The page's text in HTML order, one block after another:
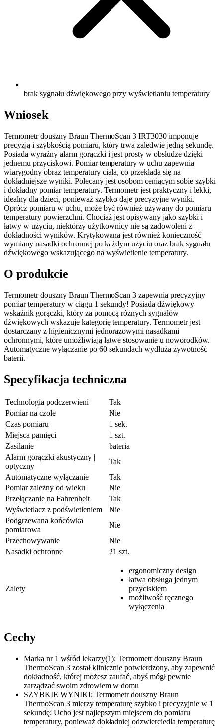
brak sygnału dźwiękowego przy wyświetlaniu temperatury
Wniosek
Termometr douszny Braun ThermoScan 3 IRT3030 imponuje
precyzją i szybkością pomiaru, który trwa zaledwie jedną sekundę.
Posiada wyraźny alarm gorączki i jest prosty w obsłudze dzięki
jednemu przyciskowi. Pomiar temperatury w uchu zapewnia
wiarygodny obraz temperatury ciała, co przekłada się na
dokładniejsze wyniki. Polecany jest osobom ceniącym sobie szybki
i dokładny pomiar temperatury. Termometr jest praktyczny i lekki,
idealny dla dzieci, ponieważ szybko daje precyzyjne wyniki.
Oprócz pomiaru w uchu, może być również używany do pomiaru
temperatury powierzchni. Chociaż jest opisywany jako szybki i
łatwy w użyciu, niektórzy użytkownicy nie są zadowoleni z
dokładności wyników. Krytykowana jest również konieczność
wymiany nasadki ochronnej po każdym użyciu oraz brak sygnału
dźwiękowego wskazującego na wyświetlenie temperatury.
O produkcie
Termometr douszny Braun ThermoScan 3 zapewnia precyzyjny
pomiar temperatury w ciągu 1 sekundy! Posiada dźwiękowy
wskaźnik gorączki, który za pomocą różnych sygnałów
dźwiękowych wskazuje kategorię temperatury. Termometr jest
dostarczany z higienicznymi jednorazowymi nasadkami
ochronnymi, które umożliwiają łatwe stosowanie u noworodków.
Automatyczne wyłączanie po 60 sekundach wydłuża żywotność
baterii.
Specyfikacja techniczna
Technologia podczerwieni
Tak
Pomiar na czole
Nie
Czas pomiaru
1 sek.
Miejsca pamięci
1 szt.
Zasilanie
bateria
Alarm gorączki akustyczny |
optyczny
Tak
Automatyczne wyłączanie
Tak
Pomiar zależny od wieku
Nie
Przełączanie na Fahrenheit
Tak
Wyświetlacz z podświetleniem
Nie
Podgrzewana końcówka
pomiarowa
Nie
Przechowywanie
Nie
Nasadki ochronne
21 szt.
Zalety
ergonomiczny design
łatwa obsługa jednym
przyciskiem
możliwość ręcznego
wyłączenia
Cechy
Marka nr 1 wśród lekarzy(1): Termometr douszny Braun
ThermoScan 3 został klinicznie potwierdzony, aby zapewnić
dokładność, której możesz zaufać, abyś mógł pewnie
zarządzać swoim zdrowiem w domu
SZYBKIE WYNIKI: Termometr douszny Braun
ThermoScan 3 mierzy temperaturę szybko i precyzyjnie w 1
sekundę; Ucho jest najlepszym miejscem do pomiaru
temperatury, ponieważ dokładniej odzwierciedla temperaturę